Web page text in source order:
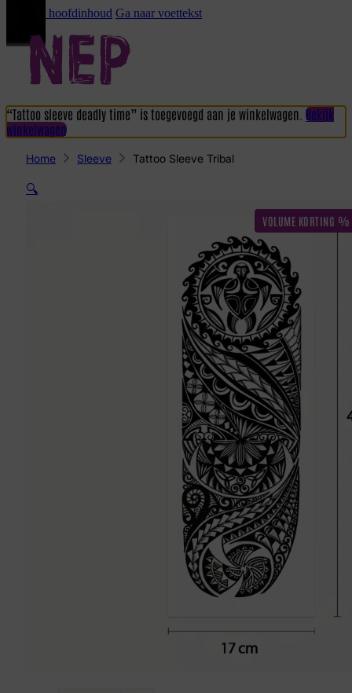
Ga naar hoofdinhoud Ga naar voettekst
“Tattoo sleeve deadly time” is toegevoegd aan je winkelwagen. Bekijk
winkelwagen
Home Sleeve Tattoo Sleeve Tribal
🔍